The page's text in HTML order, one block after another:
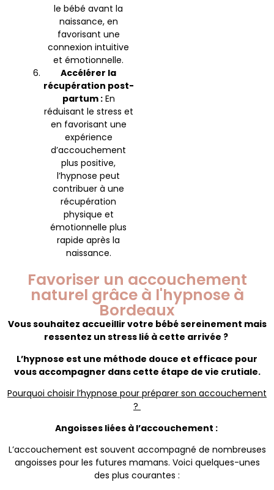
le bébé avant la
naissance, en
favorisant une
connexion intuitive
et émotionnelle.
Accélérer la
récupération post-
partum :En
réduisant le stress et
en favorisant une
expérience
d’accouchement
plus positive,
l’hypnose peut
contribuer à une
récupération
physique et
émotionnelle plus
rapide après la
naissance.
Favoriser un accouchement
naturel grâce à l'hypnose à
Bordeaux
Vous souhaitez accueillir votre bébé sereinement mais
ressentez un stress lié à cette arrivée ?
L’hypnose est une méthode douce et efficace pour
vous accompagner dans cette étape de vie crutiale.
Pourquoi choisir l’hypnose pour préparer son accouchement
?
Angoisses liées à l’accouchement :
L’accouchement est souvent accompagné de nombreuses
angoisses pour les futures mamans. Voici quelques-unes
des plus courantes :